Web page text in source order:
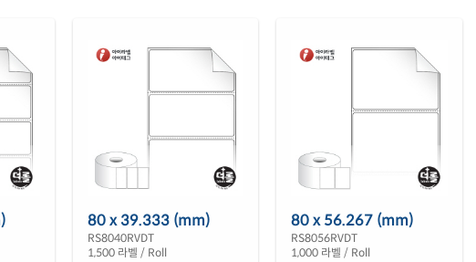
80 x 39.333 (mm)
RS8040RVDT
1,500 라벨 / Roll
80 x 56.267 (mm)
RS8056RVDT
1,000 라벨 / Roll